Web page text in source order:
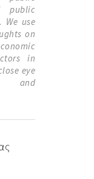
public
use
on
in
eye
and